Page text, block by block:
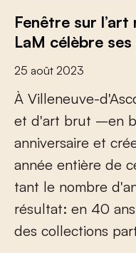
Fenêtre sur
LaM célèbre
25 août 2023
À Villeneuve-d'Asc
et d'art brut –en b
anniversaire et cré
année entière de c
tant le nombre d'a
résultat: en 40 ans
des collections par